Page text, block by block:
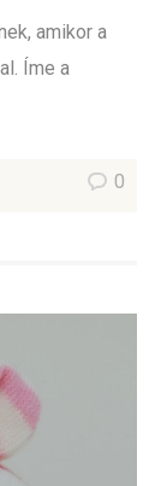
amikor a
Íme a
0